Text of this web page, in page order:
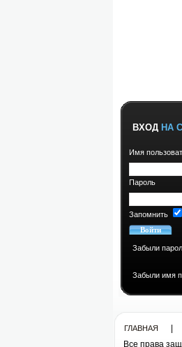
ВХОД НА
Имя
Пароль
Запомнить
Забыли
Забыли имя
ГЛАВНАЯ
Все права